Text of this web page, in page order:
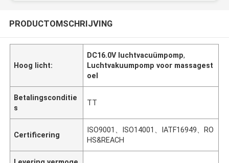
PRODUCTOMSCHRIJVING
Hoog licht:
DC16.0V luchtvacuümpomp,
Luchtvakuumpomp voor massagest
oel
Betalingsconditie
s
TT
Certificering
ISO9001、ISO14001、IATF16949、RO
HS&REACH